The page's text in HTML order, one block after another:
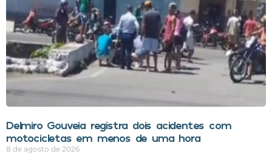
Delmiro Gouveia registra dois acidentes com
motocicletas em menos de uma hora
8 de agosto de 2026